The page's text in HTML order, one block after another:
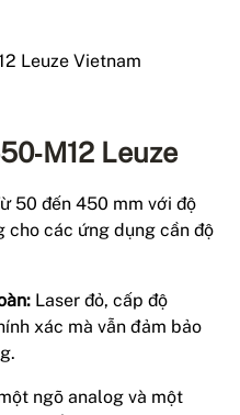
Leuze Vietnam
Leuze
50 đến 450 mm với độ
cho các ứng dụng cần độ
Laser đỏ, cấp độ
xác mà vẫn đảm bảo
ngõ analog và một